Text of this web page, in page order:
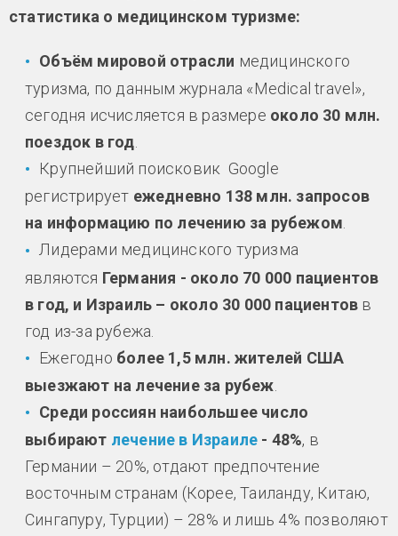
статистика о медицинском туризме:
Объём мировой отрасли медицинского
туризма, по данным журнала «Medical travel»,
сегодня исчисляется в размере около 30 млн.
поездок в год
Крупнейший поисковик Google
регистрирует ежедневно 138 млн. запросов
на информацию по лечению за рубежом.
Лидерами медицинского туризма
являются Германия - около 70 000 пациентов
в год, и Израиль – около 30 000 пациентов в
год из-за рубежа.
Ежегодно более 1,5 млн. жителей США
выезжают на лечение за рубеж
Среди россиян наибольшее число
выбирают лечение в Израиле - 48%, в
Германии – 20%, отдают предпочтение
восточным странам (Корее, Таиланду, Китаю,
Сингапуру, Турции) – 28% и лишь 4% позволяют